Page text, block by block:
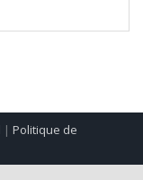
| Politique de